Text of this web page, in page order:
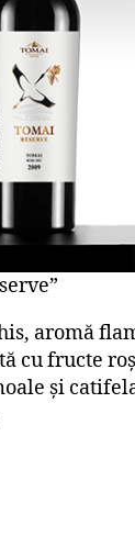
aromă
cu fructe
și